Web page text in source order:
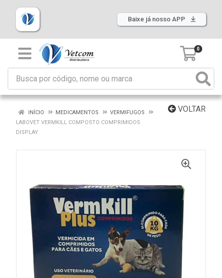
Baixe já nosso APP
0
VOLTAR
INÍCIO MEDICAMENTOS
VERMIFUGOS
LABOVET VERMKILL COMPOSTO COMPRIMIDOS
DISPLAY